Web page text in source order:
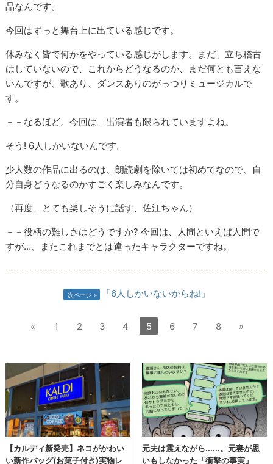
品なんです。
今回はずっと舞台上に出ている感じです。
休みなく皆で何かをやっている感じがします。まだ、立ち稽古
はしていないので、これからどうなるのか、まだ何とも言えな
いんですが、歌あり、ダンスありのがっつりミュージカルで
す。
－－なるほど。今回は、出演者も限られていますよね。
そう! 6人しかいないんです。
少人数の作品に出るのは、朗読劇を除いては初めてなので、自
分自身どうなるのかすごく楽しみなんです。
（再度、とても楽しそうに話す、佐江ちゃん）
－－役柄の難しさはどうですか? 今回は、人間といえば人間で
すが…、またこれまでとは違ったキャラクターですね。
次ページ 「6人しかいないからね!」
« 1 2 3 4 5 6 7 8 »